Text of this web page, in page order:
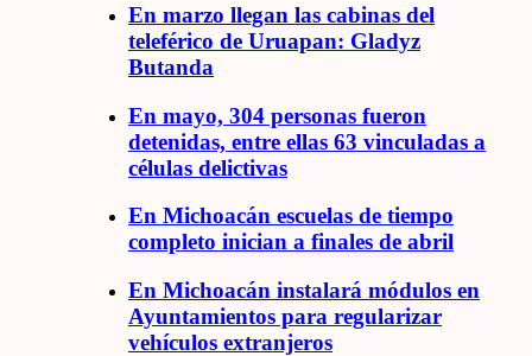
En marzo llegan las cabinas del
teleférico de Uruapan: Gladyz
Butanda
En mayo, 304 personas fueron
detenidas, entre ellas 63 vinculadas a
células delictivas
En Michoacán escuelas de tiempo
completo inician a finales de abril
En Michoacán instalará módulos en
Ayuntamientos para regularizar
vehículos extranjeros